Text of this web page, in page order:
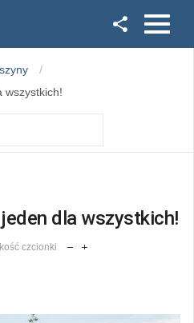
wszystkich!
dla wszystkich!
czcionki